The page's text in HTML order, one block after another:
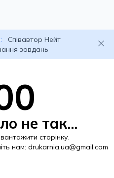
Співавтор Нейт
завдань
не так...
сторінку.
нам: drukarnia.ua@gmail.com